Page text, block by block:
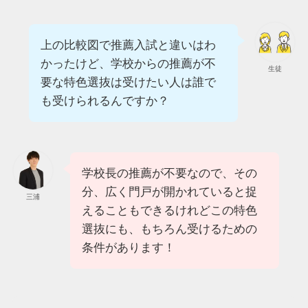
生徒
上の比較図で推薦入試と違いはわ
かったけど、学校からの推薦が不
要な特色選抜は受けたい人は誰で
も受けられるんですか？
三浦
学校長の推薦が不要なので、その
分、広く門戸が開かれていると捉
えることもできるけれどこの特色
選抜にも、もちろん受けるための
条件があります！